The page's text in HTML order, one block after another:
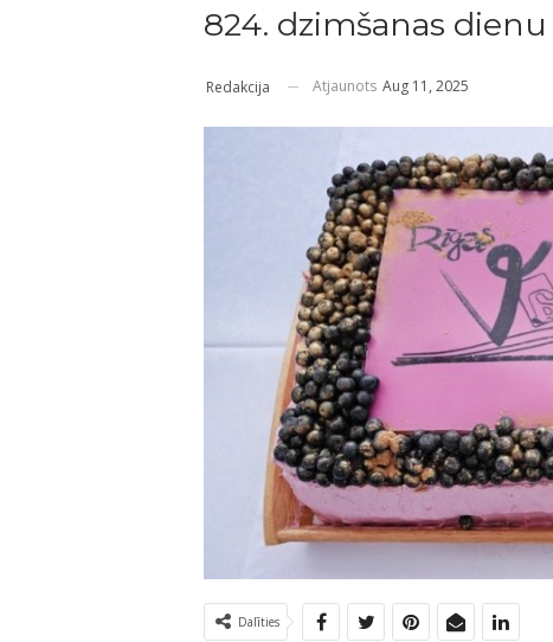
824. dzimšanas dienu
Redakcija Atjaunots Aug 11, 2025
Dalīties